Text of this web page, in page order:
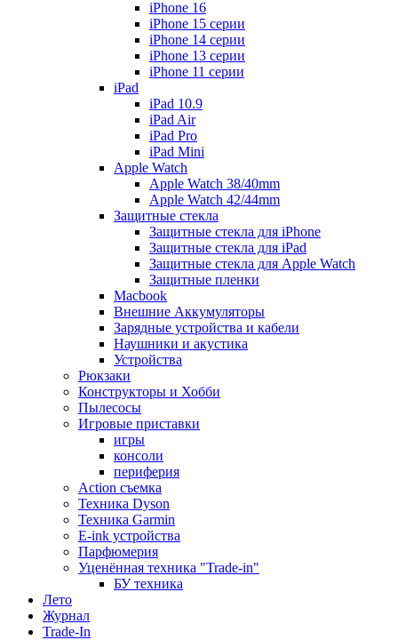
iPhone 16
iPhone 15 серии
iPhone 14 серии
iPhone 13 серии
iPhone 11 серии
iPad
iPad 10.9
iPad Air
iPad Pro
iPad Mini
Apple Watch
Apple Watch 38/40mm
Apple Watch 42/44mm
Защитные стекла
Защитные стекла для iPhone
Защитные стекла для iPad
Защитные стекла для Apple Watch
Защитные пленки
Macbook
Внешние Аккумуляторы
Зарядные устройства и кабели
Наушники и акустика
Устройства
Рюкзаки
Конструкторы и Хобби
Пылесосы
Игровые приставки
игры
консоли
периферия
Action съемка
Техника Dyson
Техника Garmin
E-ink устройства
Парфюмерия
Уценённая техника "Trade-in"
БУ техника
Лето
Журнал
Trade-In